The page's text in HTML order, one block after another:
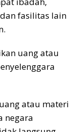
fasilitas lain
uang atau
atau materi
negara